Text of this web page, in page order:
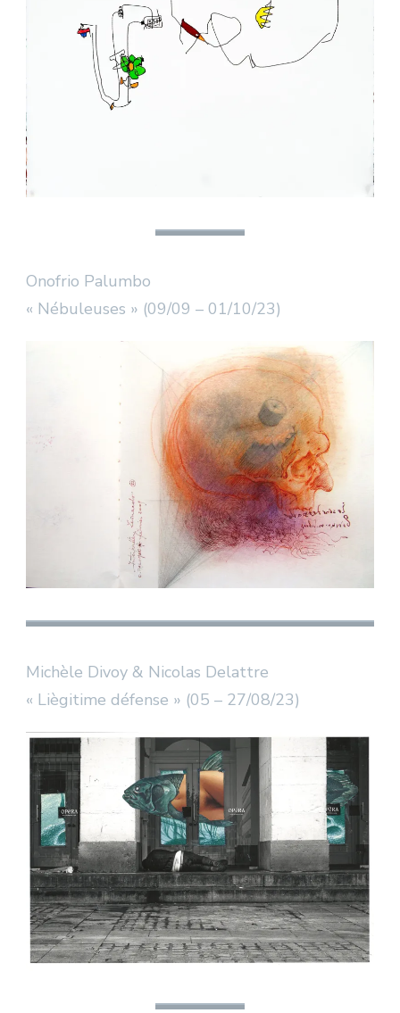
Onofrio Palumbo
« Nébuleuses » (09/09 – 01/10/23)
Michèle Divoy & Nicolas Delattre
« Liègitime défense » (05 – 27/08/23)